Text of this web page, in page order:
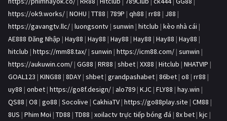
https://ok9.works/ | NOHU | TT88 | 789P | qh88 | rr88 | J88 |
https://gavangtv.llc/ | luongsontv | sunwin | hitclub | kèo nhà cái |
AE888 Đăng Nhập | Hay88 | Hay88 | Hay88 | Hay88 | Hay88 | Hay88 |
hitclub | https://mm88.tax/ | sunwin | https://icm88.com/ | sunwin |
https://aukuwin.com/ | GG88 | RR88 | shbet | XX88 | Hitclub | NHATVIP |
GOAL123 | KING88 | 8DAY | shbet | grandpashabet | 86bet | o8 | rr88 |
uy88 | onbet | https://go8f.design/ | alo789 | KJC | FLY88 | hay.win |
QS88 | O8 | go88 | Socolive | CakhiaTV | https://go88play.site | CM88 |
8US | Phim Moi | TD88 | TD88 | xoilactv trực tiếp bóng đá | 8x bet | kjc |